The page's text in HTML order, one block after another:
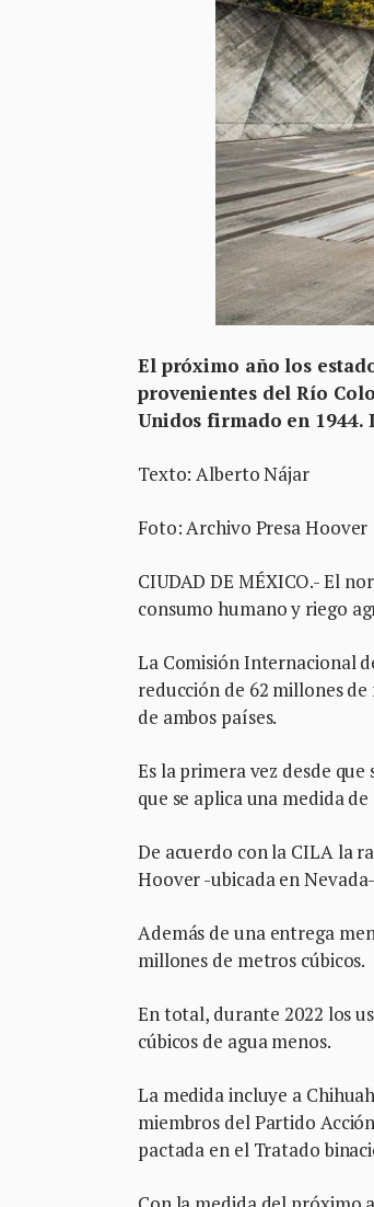
El próximo año los
provenientes del Río
Unidos firmado en 1944.
Texto: Alberto Nájar
Foto: Archivo Presa Hoover
CIUDAD DE MÉXICO.- El
consumo humano y riego
La Comisión Internacional
reducción de 62 millones
de ambos países.
Es la primera vez desde
que se aplica una medida
De acuerdo con la CILA la
Hoover -ubicada en
Además de una entrega
millones de metros cúbicos.
En total, durante 2022 los
cúbicos de agua menos.
La medida incluye a
miembros del Partido
pactada en el Tratado